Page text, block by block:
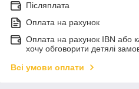
Післяплата
Оплата на рахунок
Оплата на рахунок IBN або
хочу обговорити детялі
Всі умови оплати